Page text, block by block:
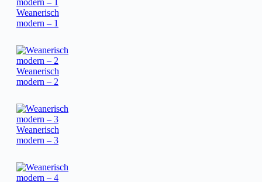
Weanerisch
modern – 1
Weanerisch
modern – 2
Weanerisch
modern – 3